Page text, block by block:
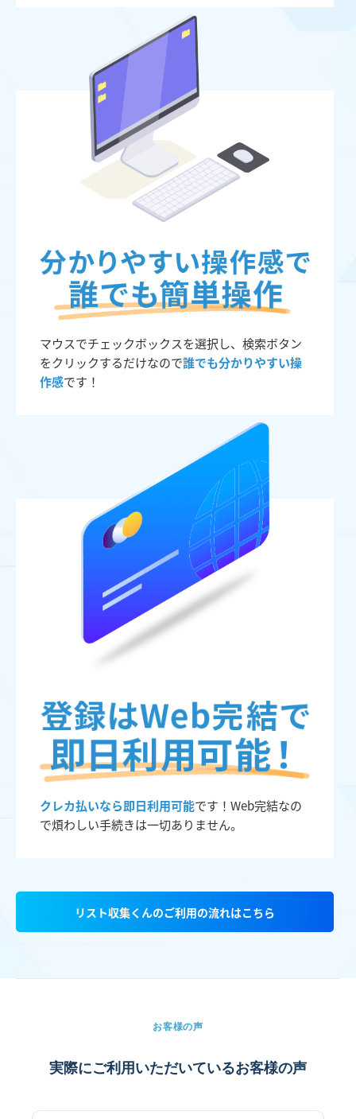
マウスでチェックボックスを選択し、検索ボタン
をクリックするだけなので誰でも分かりやすい操
作感です！
クレカ払いなら即日利用可能です！Web完結なの
で煩わしい手続きは一切ありません。
リスト収集くんのご利用の流れはこちら
お客様の声
実際にご利用いただいているお客様の声